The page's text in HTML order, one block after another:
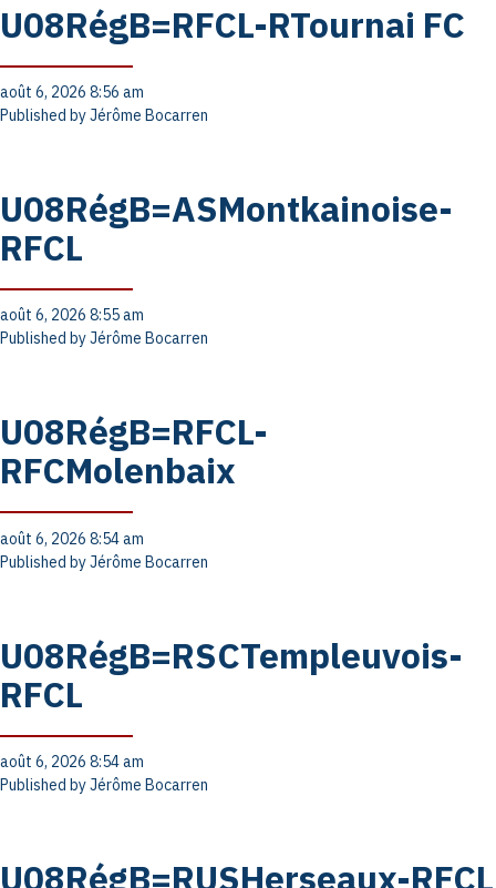
U08RégB=RFCL-RTournai FC
août 6, 2026 8:56 am
Published byJérôme Bocarren
U08RégB=ASMontkainoise-
RFCL
août 6, 2026 8:55 am
Published byJérôme Bocarren
U08RégB=RFCL-
RFCMolenbaix
août 6, 2026 8:54 am
Published byJérôme Bocarren
U08RégB=RSCTempleuvois-
RFCL
août 6, 2026 8:54 am
Published byJérôme Bocarren
U08RégB=RUSHerseaux-RFCL